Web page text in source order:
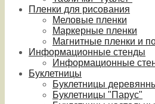
Пленки для рисования
Меловые пленки
Маркерные пленки
Магнитные пленки и
Информационные стенды
Информационные
Буклетницы
Буклетницы
Буклетницы "Парус"